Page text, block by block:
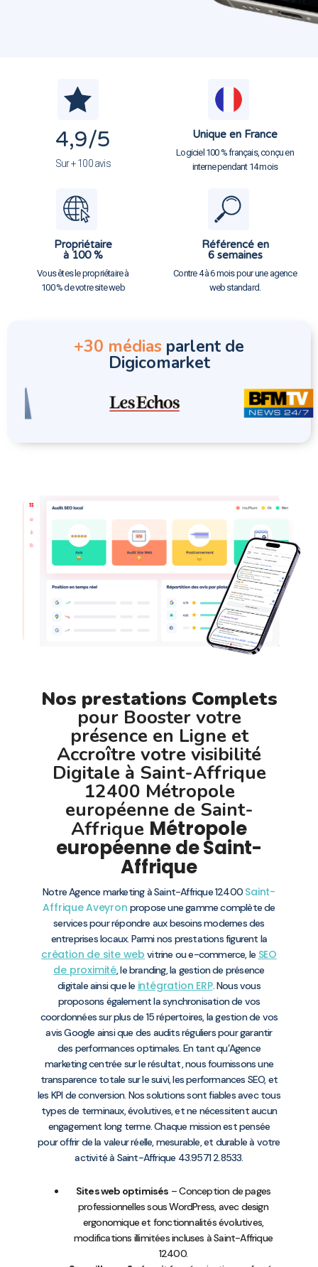
4,9/5
Sur + 100 avis
Unique en France
Logiciel 100 % français, conçu en
interne pendant 14 mois
Propriétaire
à 100 %
Vous êtes le propriétaire à
100 % de votre site web
Référencé en
6 semaines
Contre 4 à 6 mois pour une agence
web standard.
+30 médias parlent de
Digicomarket
Nos prestations Complets
pour Booster votre
présence en Ligne et
Accroître votre visibilité
Digitale à Saint-Affrique
12400 Métropole
européenne de Saint-
Affrique Métropole
européenne de Saint-
Affrique
Notre Agence marketing à Saint-Affrique 12400 Saint-
AffriqueAveyron propose une gamme complète de
services pour répondre aux besoins modernes des
entreprises locaux. Parmi nos prestations figurent la
création de site web vitrine ou e-commerce, le SEO
de proximité, le branding, la gestion de présence
digitale ainsi que le intégration ERP. Nous vous
proposons également la synchronisation de vos
coordonnées sur plus de 15 répertoires, la gestion de vos
avis Google ainsi que des audits réguliers pour garantir
des performances optimales. En tant qu’Agence
marketing centrée sur le résultat, nous fournissons une
transparence totale sur le suivi, les performances SEO, et
les KPI de conversion. Nos solutions sont fiables avec tous
types de terminaux, évolutives, et ne nécessitent aucun
engagement long terme. Chaque mission est pensée
pour offrir de la valeur réelle, mesurable, et durable à votre
activité à Saint-Affrique 43.9571 2.8533.
Sites web optimisés – Conception de pages
professionnelles sous WordPress, avec design
ergonomique et fonctionnalités évolutives,
modifications illimitées incluses à Saint-Affrique
12400.